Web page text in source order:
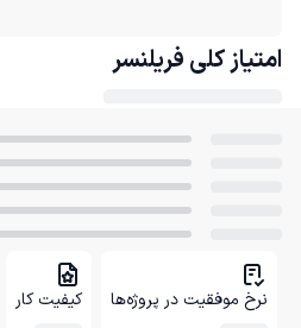
امتیاز کلی فریلنسر
نرخ موفقیت در پروژه‌ها کیفیت کار